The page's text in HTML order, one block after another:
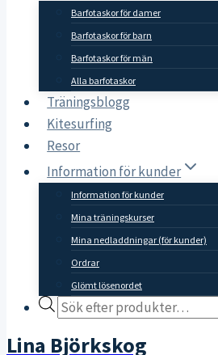
Barfotaskor för damer
Barfotaskor för barn
Barfotaskor för män
Alla barfotaskor
Träningsblogg
Kitesurfing
Resor
Information för kunder
Information för kunder
Mina träningskurser
Mina nedladdningar (för kunder)
Ordrar
Glömt lösenordet
Products
Lina Björkskog